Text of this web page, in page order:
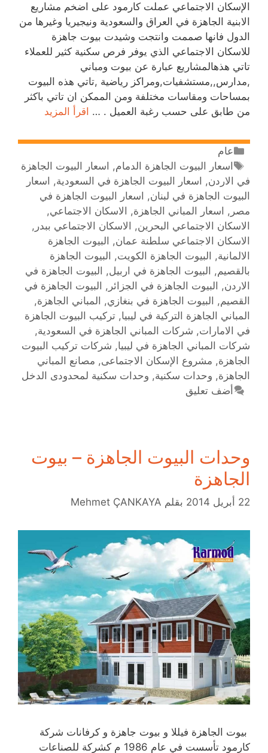
الإسكان الاجتماعي عملت كارمود على اضخم مشاريع
الابنية الجاهزة في العراق والسعودية ونيجيريا وغيرها من
الدول فانها صممت وانتجت وشيدت بيوت جاهزة
للاسكان الاجتماعي الذي يوفر فرص سكنية كثير للعملاء
تاتي هذهالمشاريع عبارة عن بيوت ومباني
,مدارس,,مستشفيات,ومراكز رياضية ,تاتي هذه البيوت
بمساحات ومقاسات مختلفة ومن الممكن ان تاتي باكثر
من طابق على حسب رغبة العميل . … اقرأ المزيد
عام
اسعار البيوت الجاهزة الدمام, اسعار البيوت الجاهزة
في الاردن, اسعار البيوت الجاهزة في السعودية, اسعار
البيوت الجاهزة في لبنان, اسعار البيوت الجاهزة في
مصر , اسعار المباني الجاهزة, الاسكان الاجتماعي,
الاسكان الاجتماعي البحرين, الاسكان الاجتماعي ببدر ,
الاسكان الاجتماعي سلطنة عمان, البيوت الجاهزة
الالمانية, البيوت الجاهزة الكويت, البيوت الجاهزة
بالقصيم, البيوت الجاهزة في اربيل, البيوت الجاهزة في
الاردن, البيوت الجاهزة في الجزائر , البيوت الجاهزة في
القصيم, البيوت الجاهزة في بنغازي, المباني الجاهزة,
المباني الجاهزة التركية في ليبيا, تركيب البيوت الجاهزة
في الامارات, شركات المباني الجاهزة في السعودية,
شركات المباني الجاهزة في ليبيا, شركات تركيب البيوت
الجاهزة, مشروع الإسكان الاجتماعى, مصانع المباني
الجاهزة, وحدات سكنية, وحدات سكنية لمحدودى الدخل
أضف تعليق
وحدات البيوت الجاهزة – بيوت
الجاهزة
22 أبريل 2014 بقلم Mehmet ÇANKAYA
بيوت الجاهزة فيللا و بيوت جاهزة و كرفانات شركة
كارمود تأسست في عام 1986 م كشركة للصناعات